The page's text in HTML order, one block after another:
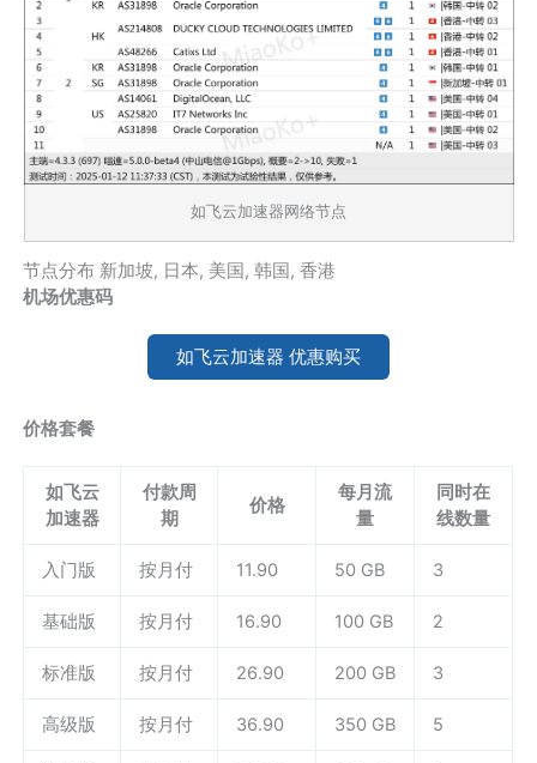
如飞云加速器网络节点
节点分布 新加坡, 日本, 美国 ,韩国 ,香港
机场优惠码
如飞云加速器 优惠购买
价格套餐
如飞云
加速器
付款周
期
价格
每月流
量
同时在
线数量
入门版 按月付 11.90 50 GB 3
基础版 按月付 16.90 100 GB 2
标准版 按月付 26.90 200 GB 3
高级版 按月付 36.90 350 GB 5